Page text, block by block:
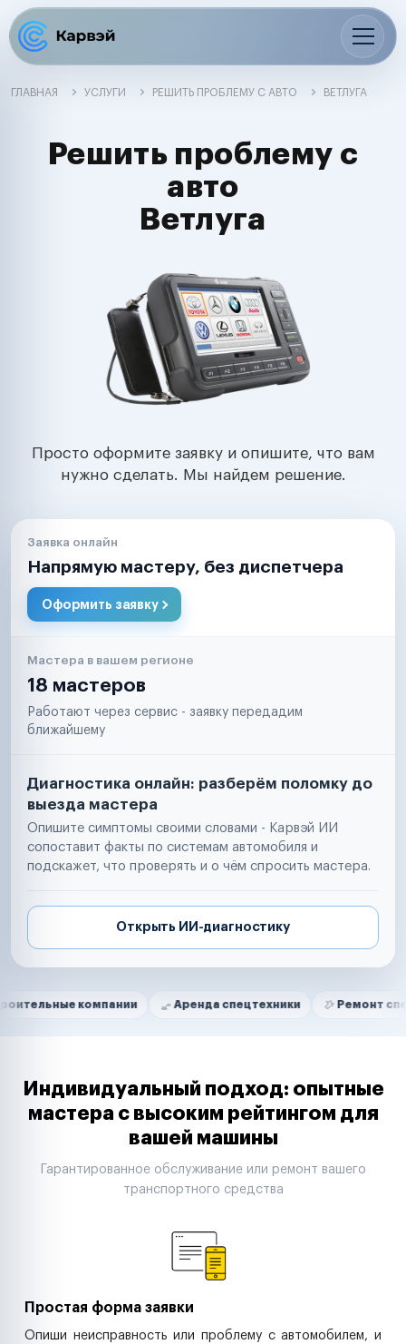
ГЛАВНАЯ УСЛУГИ РЕШИТЬ ПРОБЛЕМУ С АВТО ВЕТЛУГА
Решить проблему с
авто
Ветлуга
Просто оформите заявку и опишите, что вам
нужно сделать. Мы найдем решение.
Заявка онлайн
Напрямую мастеру, без диспетчера
Оформить заявку
Мастера в вашем регионе
18 мастеров
Работают через сервис - заявку передадим
ближайшему
Диагностика онлайн: разберём поломку до
выезда мастера
Опишите симптомы своими словами - Карвэй ИИ
сопоставит факты по системам автомобиля и
подскажет, что проверять и о чём спросить мастера.
Открыть ИИ-диагностику
Нам доверяют
компании Аренда спецтехники Ремонт спецтехники
Маркетплейсы
Таксопарки
Автодилеры
Строительные компании
Аренда спецтехники
Индивидуальный подход: опытные
мастера с высоким рейтингом для
вашей машины
Гарантированное обслуживание или ремонт вашего
транспортного средства
Простая форма заявки
Опиши неисправность или проблему с автомобилем, и